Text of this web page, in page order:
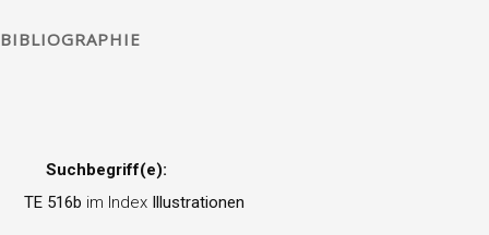
BIBLIOGRAPHIE
Suchbegriff(e):
TE 516b im Index Illustrationen